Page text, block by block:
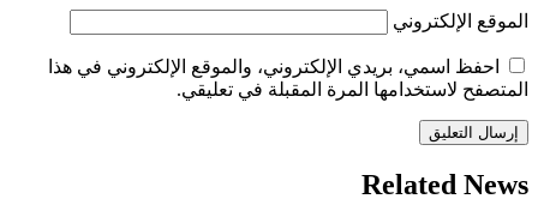
الموقع الإلكتروني
احفظ اسمي، بريدي الإلكتروني، والموقع الإلكتروني في هذا
المتصفح لاستخدامها المرة المقبلة في تعليقي.
Related News